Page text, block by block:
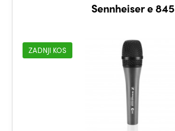
Sennheiser e 845
ZADNJI KOS